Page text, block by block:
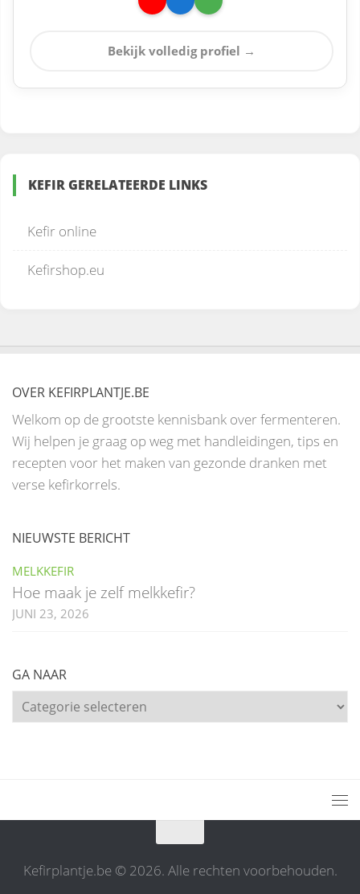
Bekijk volledig profiel →
KEFIR GERELATEERDE LINKS
Kefir online
Kefirshop.eu
OVER KEFIRPLANTJE.BE
Welkom op de grootste kennisbank over fermenteren.
Wij helpen je graag op weg met handleidingen, tips en
recepten voor het maken van gezonde dranken met
verse kefirkorrels.
NIEUWSTE BERICHT
MELKKEFIR
Hoe maak je zelf melkkefir?
JUNI 23, 2026
GA NAAR
Ga
naar
Kefirplantje.be © 2026. Alle rechten voorbehouden.